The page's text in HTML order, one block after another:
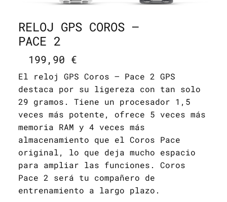
RELOJ GPS COROS –
PACE 2
199,90 €
El reloj GPS Coros – Pace 2 GPS
destaca por su ligereza con tan solo
29 gramos. Tiene un procesador 1,5
veces más potente, ofrece 5 veces más
memoria RAM y 4 veces más
almacenamiento que el Coros Pace
original, lo que deja mucho espacio
para ampliar las funciones. Coros
Pace 2 será tu compañero de
entrenamiento a largo plazo.